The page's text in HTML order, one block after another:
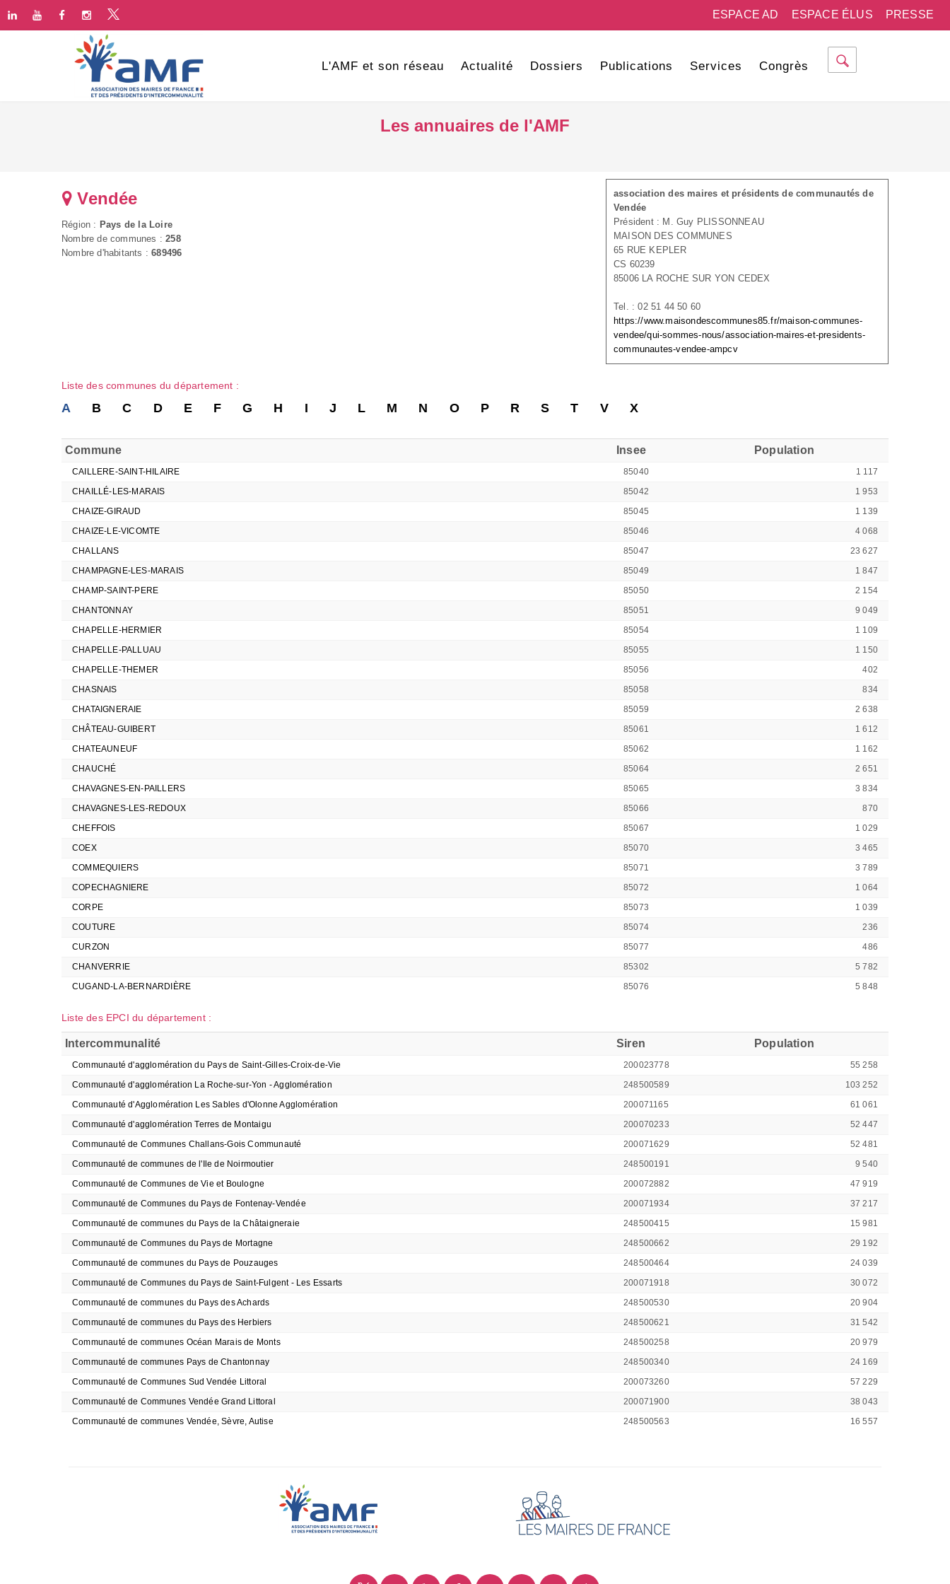
PRESSE
ESPACE ÉLUS
ESPACE AD
L'AMF et son réseau Actualité Dossiers Publications Services Congrès
Les annuaires de l'AMF
association des maires et présidents de communautés de
Vendée
Président : M. Guy PLISSONNEAU
MAISON DES COMMUNES
65 RUE KEPLER
CS 60239
85006 LA ROCHE SUR YON CEDEX
Tel. : 02 51 44 50 60
https://www.maisondescommunes85.fr/maison-communes-
vendee/qui-sommes-nous/association-maires-et-presidents-
communautes-vendee-ampcv
Vendée
Région : Pays de la Loire
Nombre de communes :258
Nombre d'habitants :689496
Liste des communes du département :
A B C D E F G H I J L M N O P R S T V X
Commune Insee Population
CAILLERE-SAINT-HILAIRE 85040
1 117
CHAILLÉ-LES-MARAIS
85042
1 953
CHAIZE-GIRAUD
85045
1 139
CHAIZE-LE-VICOMTE
85046
4 068
CHALLANS
85047
23 627
CHAMPAGNE-LES-MARAIS
85049
1 847
CHAMP-SAINT-PERE
85050
2 154
CHANTONNAY
85051
9 049
CHAPELLE-HERMIER
85054
1 109
CHAPELLE-PALLUAU
85055
1 150
CHAPELLE-THEMER
85056
402
CHASNAIS
85058
834
CHATAIGNERAIE
85059
2 638
CHÂTEAU-GUIBERT
85061
1 612
CHATEAUNEUF
85062
1 162
CHAUCHÉ
85064
2 651
CHAVAGNES-EN-PAILLERS
85065
3 834
CHAVAGNES-LES-REDOUX
85066
870
CHEFFOIS
85067
1 029
COEX
85070
3 465
COMMEQUIERS
85071
3 789
COPECHAGNIERE
85072
1 064
CORPE
85073
1 039
COUTURE
85074
236
CURZON
85077
486
CHANVERRIE
85302
5 782
CUGAND-LA-BERNARDIÈRE
85076 5 848
Liste des EPCI du département :
Intercommunalité Siren Population
Communauté d'agglomération du Pays de Saint-Gilles-Croix-de-Vie 200023778
55 258
Communauté d'agglomération La Roche-sur-Yon - Agglomération
248500589
103 252
Communauté d'Agglomération Les Sables d'Olonne Agglomération
200071165
61 061
Communauté d'agglomération Terres de Montaigu
200070233
52 447
Communauté de Communes Challans-Gois Communauté
200071629
52 481
Communauté de communes de l'Ile de Noirmoutier
248500191
9 540
Communauté de Communes de Vie et Boulogne
200072882
47 919
Communauté de Communes du Pays de Fontenay-Vendée
200071934
37 217
Communauté de communes du Pays de la Châtaigneraie
248500415
15 981
Communauté de Communes du Pays de Mortagne
248500662
29 192
Communauté de communes du Pays de Pouzauges
248500464
24 039
Communauté de Communes du Pays de Saint-Fulgent - Les Essarts
200071918
30 072
Communauté de communes du Pays des Achards
248500530
20 904
Communauté de communes du Pays des Herbiers
248500621
31 542
Communauté de communes Océan Marais de Monts
248500258
20 979
Communauté de communes Pays de Chantonnay
248500340
24 169
Communauté de Communes Sud Vendée Littoral
200073260
57 229
Communauté de Communes Vendée Grand Littoral
200071900
38 043
Communauté de communes Vendée, Sèvre, Autise
248500563 16 557